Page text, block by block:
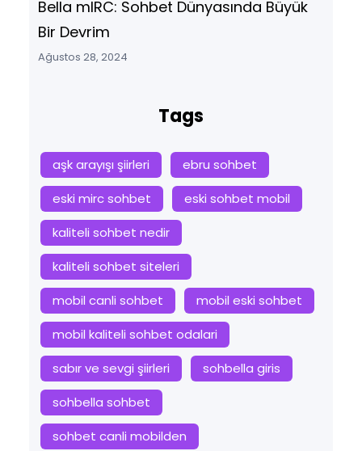
Bella mIRC: Sohbet Dünyasında Büyük
Bir Devrim
Ağustos 28, 2024
Tags
aşk arayışı şiirleri
ebru sohbet
eski mirc sohbet
eski sohbet mobil
kaliteli sohbet nedir
kaliteli sohbet siteleri
mobil canli sohbet
mobil eski sohbet
mobil kaliteli sohbet odalari
sabır ve sevgi şiirleri
sohbella giris
sohbella sohbet
sohbet canli mobilden